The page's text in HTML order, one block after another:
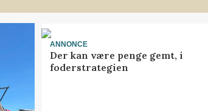
ANNONCE
Der kan være penge gemt, i
foderstrategien